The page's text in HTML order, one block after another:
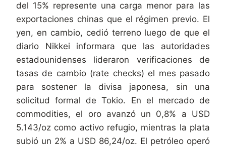
del 15% represente una carga menor para las
exportaciones chinas que el régimen previo. El
yen, en cambio, cedió terreno luego de que el
diario Nikkei informara que las autoridades
estadounidenses lideraron verificaciones de
tasas de cambio (rate checks) el mes pasado
para sostener la divisa japonesa, sin una
solicitud formal de Tokio. En el mercado de
commodities, el oro avanzó un 0,8% a USD
5.143/oz como activo refugio, mientras la plata
subió un 2% a USD 86,24/oz. El petróleo operó